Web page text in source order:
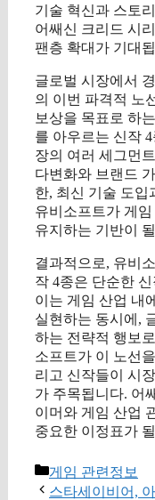
기술 혁신과 스토
어쌔신 크리드 시
팬층 확대가 기대
글로벌 시장에서
의 이번 파격적 노
보상을 목표로 하
를 아우르는 신작
장의 여러 세그먼
다변화와 브랜드
한, 최신 기술 도입
유비소프트가 게
유지하는 기반이
결과적으로, 유비
작 4종은 단순한
이는 게임 산업 내
실현하는 동시에,
하는 전략적 행보
소프트가 이 노선
리고 신작들이 시
가 주목됩니다. 어
이머와 게임 산업
중요한 이정표가
카
테
게임 관련정보
스타세이비어,